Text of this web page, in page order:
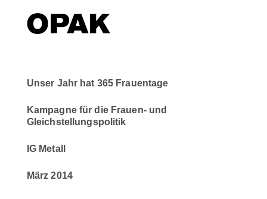
Unser Jahr hat 365 Frauentage
Kampagne für die Frauen- und
Gleichstellungspolitik
IG Metall
März 2014